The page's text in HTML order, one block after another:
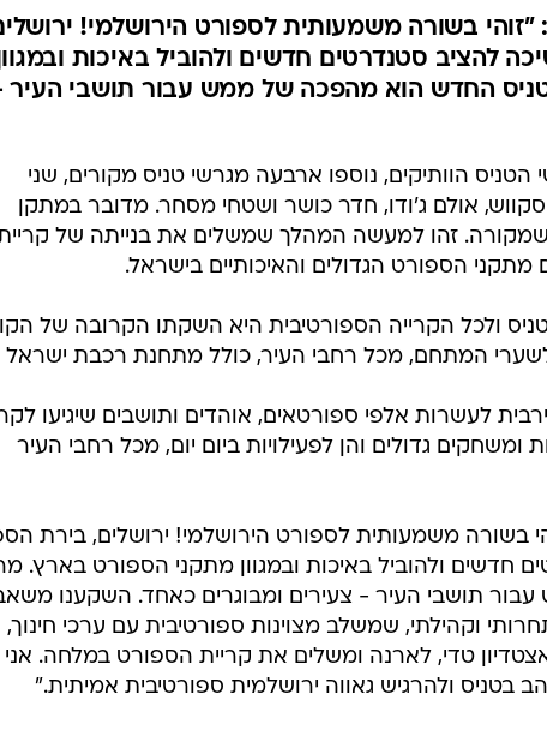
"זוהי בשורה משמעותית לספורט הירושלמי!
להציב סטנדרטים חדשים ולהוביל באיכות ובמגוון
החדש הוא מהפכה של ממש עבור תושבי העיר
שודרגו 12 מגרשי הטניס הוותיקים, נוספו ארבעה מגרשי טניס מקורים, שני
נוספים, 4 אולמות סקווש, אולם ג'ודו, חדר כושר ושטחי מסחר. מדובר במתקן
שמקורה. זהו למעשה המהלך שמשלים את בנייתה של
הספורט הגדולים והאיכותיים בישראל.
ולכל הקרייה הספורטיבית היא השקתו הקרובה של הקו
המתחם, מכל רחבי העיר, כולל מתחנת רכבת ישראל
לעשרות אלפי ספורטאים, אוהדים ותושבים שיגיעו
גדולים והן לפעילויות ביום יום, מכל רחבי העיר
בשורה משמעותית לספורט הירושלמי! ירושלים, בירת
חדשים ולהוביל באיכות ובמגוון מתקני הספורט בארץ.
תושבי העיר - צעירים ומבוגרים כאחד. השקענו
וקהילתי, שמשלב מצוינות ספורטיבית עם ערכי חינוך,
טדי, לארנה ומשלים את קריית הספורט במלחה. אני
ולהרגיש גאווה ירושלמית ספורטיבית אמיתית."